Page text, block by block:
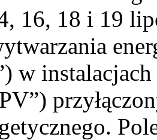
16, 18 i 19
w